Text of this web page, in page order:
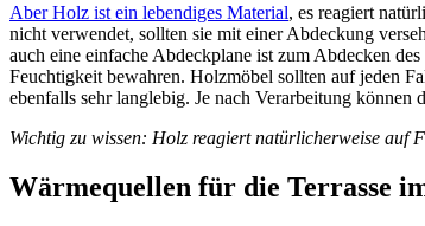
Aber Holz ist ein lebendiges Material, es reagiert
nicht verwendet, sollten sie mit einer Abdeckung
auch eine einfache Abdeckplane ist zum Abdecken
Feuchtigkeit bewahren. Holzmöbel sollten auf jeden
ebenfalls sehr langlebig. Je nach Verarbeitung können
Wichtig zu wissen: Holz reagiert natürlicherweise auf
Wärmequellen für die Terrasse